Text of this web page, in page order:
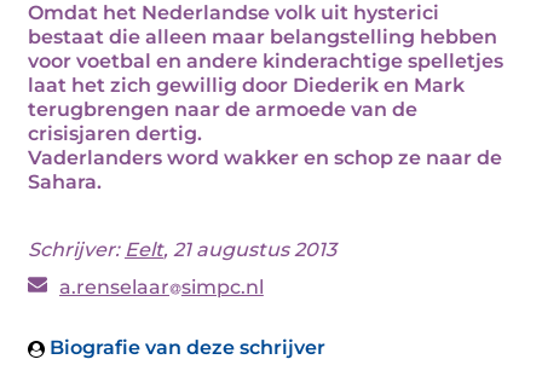
Omdat het Nederlandse volk uit hysterici
bestaat die alleen maar belangstelling hebben
voor voetbal en andere kinderachtige spelletjes
laat het zich gewillig door Diederik en Mark
terugbrengen naar de armoede van de
crisisjaren dertig.
Vaderlanders word wakker en schop ze naar de
Sahara.
Schrijver: Eelt, 21 augustus 2013
a.renselaar simpc.nl
Biografie van deze schrijver